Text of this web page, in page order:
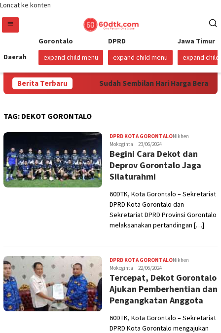
Loncat ke konten
Daerah
Gorontalo
expand child menu
DPRD
expand child menu
Jawa Timur
expand child
Berita Terbaru
2026 Sudah Sembilan Hari Harga Beras Gorontalo
TAG: DEKOT GORONTALO
DPRD KOTA GORONTALONikhen
Mokoginta
23/06/2024
Begini Cara Dekot dan
Deprov Gorontalo Jaga
Silaturahmi
60DTK, Kota Gorontalo – Sekretariat
DPRD Kota Gorontalo dan
Sekretariat DPRD Provinsi Gorontalo
melaksanakan pertandingan […]
DPRD KOTA GORONTALONikhen
Mokoginta
22/06/2024
Tercepat, Dekot Gorontalo
Ajukan Pemberhentian dan
Pengangkatan Anggota
60DTK, Kota Gorontalo – Sekretariat
DPRD Kota Gorontalo mengajukan